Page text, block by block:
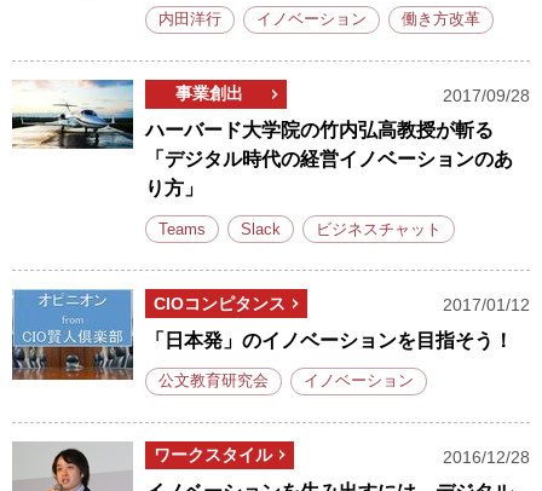
内田洋行 イノベーション 働き方改革
事業創出 2017/09/28
ハーバード大学院の竹内弘高教授が斬る
「デジタル時代の経営イノベーションのあ
り方」
Teams Slack ビジネスチャット
CIOコンピタンス 2017/01/12
「日本発」のイノベーションを目指そう！
公文教育研究会 イノベーション
ワークスタイル 2016/12/28